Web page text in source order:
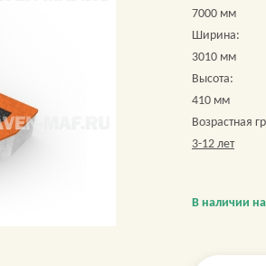
7000 мм
Ширина:
3010 мм
Высота:
410 мм
Возрастная
3-12 лет
В наличии